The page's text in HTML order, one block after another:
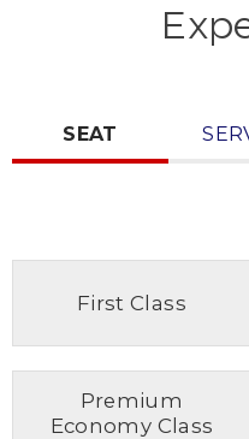
SEAT
First Class
Premium
Economy Class